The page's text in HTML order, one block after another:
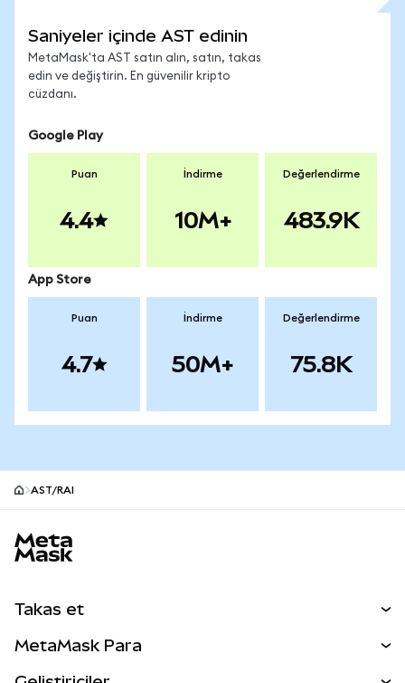
Saniyeler içinde AST edinin
MetaMask'ta AST satın alın, satın, takas
edin ve değiştirin. En güvenilir kripto
cüzdanı.
Google Play
Puan
4.4
İndirme
10M+
Değerlendirme
483.9K
App Store
Puan
4.7
İndirme
50M+
Değerlendirme
75.8K
AST/RAI
Takas et
MetaMask Para